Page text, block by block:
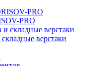
PRO
верстаки